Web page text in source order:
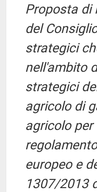
Proposta di
del
strategici
nell'ambito
strategici
agricolo di
agricolo per
europeo e
1307/2013